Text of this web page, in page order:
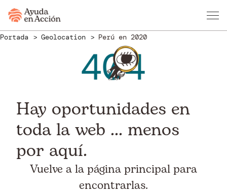
Portada Geolocation Perú en 2020
Hay oportunidades en
toda la web ... menos
por aquí.
Vuelve a la página principal para
encontrarlas.